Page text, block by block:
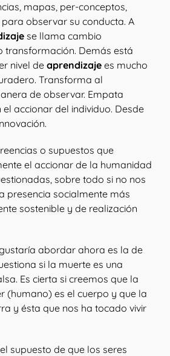
mapas, per-conceptos,
observar su conducta. A
se llama cambio
transformación. Demás está
nivel deaprendizaje es mucho
Transforma al
de observar. Empata
accionar del individuo. Desde
o supuestos que
el accionar de la humanidad
sobre todo si no nos
presencia socialmente más
sostenible y de realización
abordar ahora es la de
si la muerte es una
Es cierta si creemos que la
(humano) es el cuerpo y que la
y ésta que nos ha tocado vivir
supuesto de que los seres